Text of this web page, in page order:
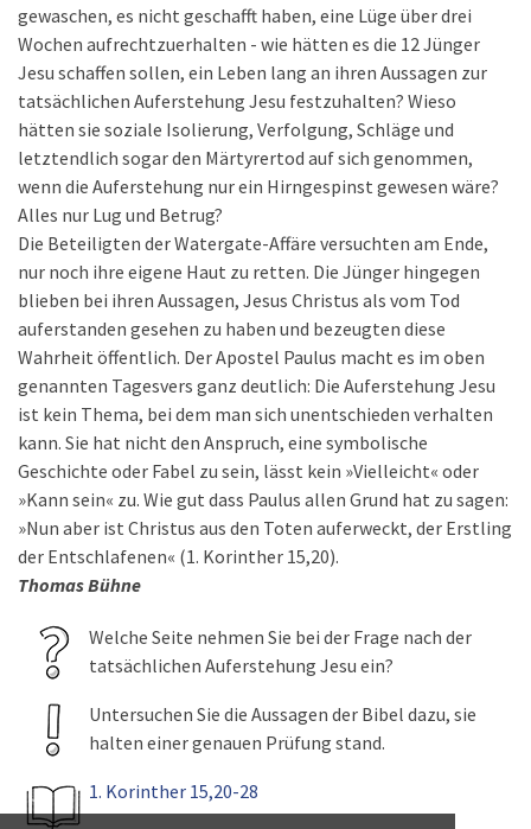
gewaschen, es nicht geschafft haben, eine Lüge über drei
Wochen aufrechtzuerhalten - wie hätten es die 12 Jünger
Jesu schaffen sollen, ein Leben lang an ihren Aussagen zur
tatsächlichen Auferstehung Jesu festzuhalten? Wieso
hätten sie soziale Isolierung, Verfolgung, Schläge und
letztendlich sogar den Märtyrertod auf sich genommen,
wenn die Auferstehung nur ein Hirngespinst gewesen wäre?
Alles nur Lug und Betrug?
Die Beteiligten der Watergate-Affäre versuchten am Ende,
nur noch ihre eigene Haut zu retten. Die Jünger hingegen
blieben bei ihren Aussagen, Jesus Christus als vom Tod
auferstanden gesehen zu haben und bezeugten diese
Wahrheit öffentlich. Der Apostel Paulus macht es im oben
genannten Tagesvers ganz deutlich: Die Auferstehung Jesu
ist kein Thema, bei dem man sich unentschieden verhalten
kann. Sie hat nicht den Anspruch, eine symbolische
Geschichte oder Fabel zu sein, lässt kein »Vielleicht« oder
»Kann sein« zu. Wie gut dass Paulus allen Grund hat zu sagen:
»Nun aber ist Christus aus den Toten auferweckt, der Erstling
der Entschlafenen« (1. Korinther 15,20).
Thomas Bühne
Welche Seite nehmen Sie bei der Frage nach der
tatsächlichen Auferstehung Jesu ein?
Untersuchen Sie die Aussagen der Bibel dazu, sie
halten einer genauen Prüfung stand.
1. Korinther 15,20-28